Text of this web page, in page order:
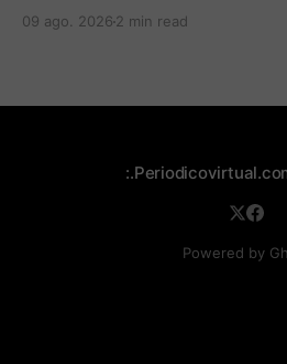
campesinas de la región.
09 ago. 2026 2 min read
Powered by